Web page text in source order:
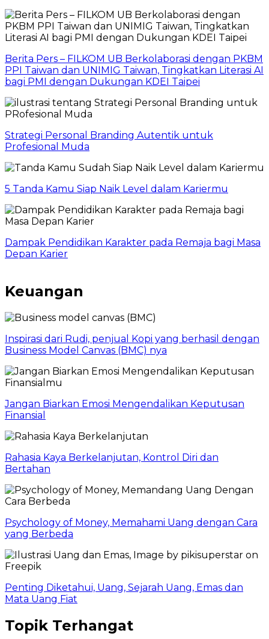
Berita Pers – FILKOM UB Berkolaborasi dengan PKBM
PPI Taiwan dan UNIMIG Taiwan, Tingkatkan Literasi AI
bagi PMI dengan Dukungan KDEI Taipei
Strategi Personal Branding Autentik untuk
Profesional Muda
5 Tanda Kamu Siap Naik Level dalam Kariermu
Dampak Pendidikan Karakter pada Remaja bagi Masa
Depan Karier
Keuangan
Inspirasi dari Rudi, penjual Kopi yang berhasil dengan
Business Model Canvas (BMC) nya
Jangan Biarkan Emosi Mengendalikan Keputusan
Finansial
Rahasia Kaya Berkelanjutan, Kontrol Diri dan
Bertahan
Psychology of Money, Memahami Uang dengan Cara
yang Berbeda
Penting Diketahui, Uang, Sejarah Uang, Emas dan
Mata Uang Fiat
Topik Terhangat